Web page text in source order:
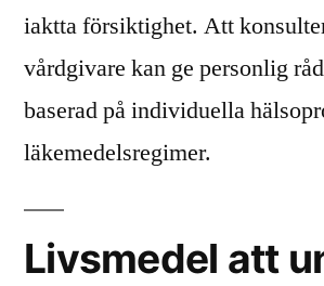
iaktta försiktighet. Att
vårdgivare kan ge personlig
baserad på individuella
läkemedelsregimer.
Livsmedel att